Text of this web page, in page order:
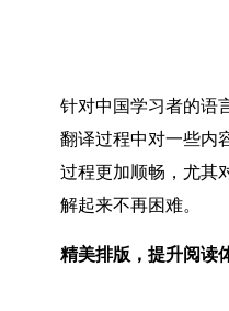
针对中国学习者的语
翻译过程中对一些内
过程更加顺畅，尤其
解起来不再困难。
精美排版